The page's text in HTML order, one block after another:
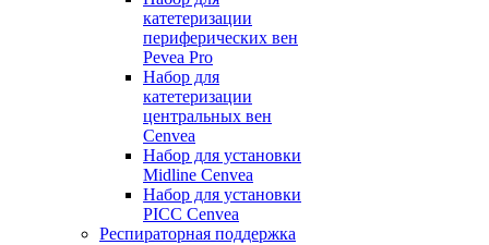
катетеризации
периферических вен
Pevea Pro
Набор для
катетеризации
центральных вен
Cenvea
Набор для установки
Midline Cenvea
Набор для установки
PICC Cenvea
Респираторная поддержка